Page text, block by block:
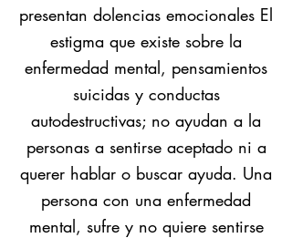
presentan dolencias emocionales El
estigma que existe sobre la
enfermedad mental, pensamientos
suicidas y conductas
autodestructivas; no ayudan a la
personas a sentirse aceptado ni a
querer hablar o buscar ayuda. Una
persona con una enfermedad
mental, sufre y no quiere sentirse